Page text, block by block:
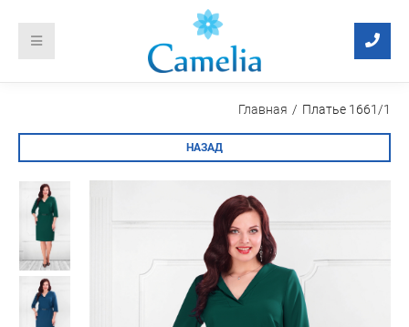
НАЗАД
Главная Платье 1661/1